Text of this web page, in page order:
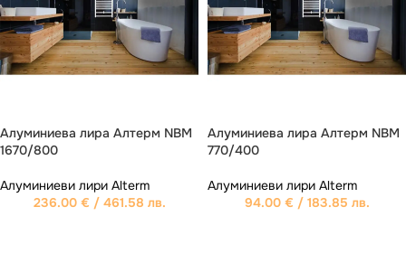
Алуминиева лира Aлтерм NBM
1670/800
Алуминиеви лири Alterm
236.00 € / 461.58 лв.
Алуминиева лира Aлтерм NBM
770/400
Алуминиеви лири Alterm
94.00 € / 183.85 лв.